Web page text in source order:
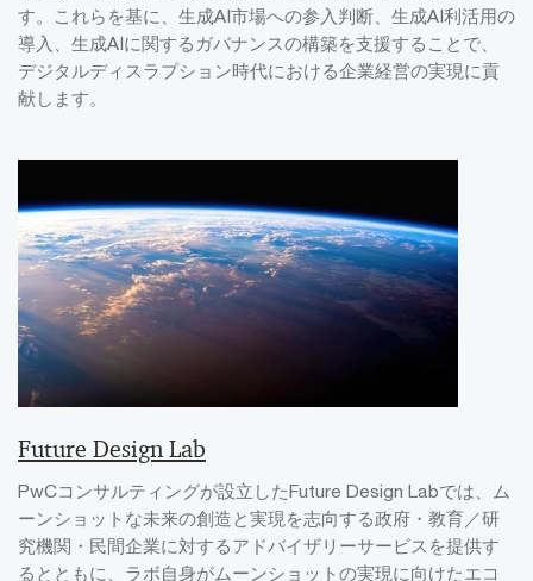
す。これらを基に、生成AI市場への参入判断、生成AI利活用の
導入、生成AIに関するガバナンスの構築を支援することで、
デジタルディスラプション時代における企業経営の実現に貢
献します。
Future Design Lab
PwCコンサルティングが設立したFuture Design Labでは、ム
ーンショットな未来の創造と実現を志向する政府・教育／研
究機関・民間企業に対するアドバイザリーサービスを提供す
るとともに、ラボ自身がムーンショットの実現に向けたエコ